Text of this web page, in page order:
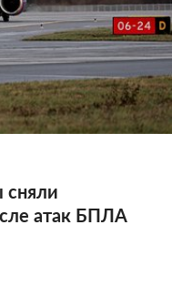
сняли
атак БПЛА